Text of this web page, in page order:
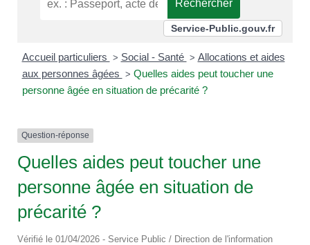
Service-Public.gouv.fr
Accueil particuliers > Social - Santé > Allocations et aides
aux personnes âgées > Quelles aides peut toucher une
personne âgée en situation de précarité ?
Question-réponse
Quelles aides peut toucher une
personne âgée en situation de
précarité ?
Vérifié le 01/04/2026 - Service Public / Direction de l'information